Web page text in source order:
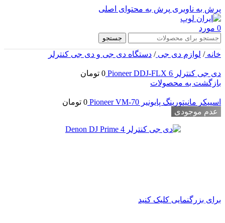
پرش به ناوبری پرش به محتوای اصلی
0 مورد
جستجو
خانه/ لوازم دی جی/ دستگاه دی جی و دی جی کنترلر
دی جی کنترلر Pioneer DDJ-FLX 6 0 تومان
بازگشت به محصولات
اسپیکر مانیتورینگ پایونیر Pioneer VM-70 0 تومان
عدم موجودی
برای بزرگنمایی کلیک کنید